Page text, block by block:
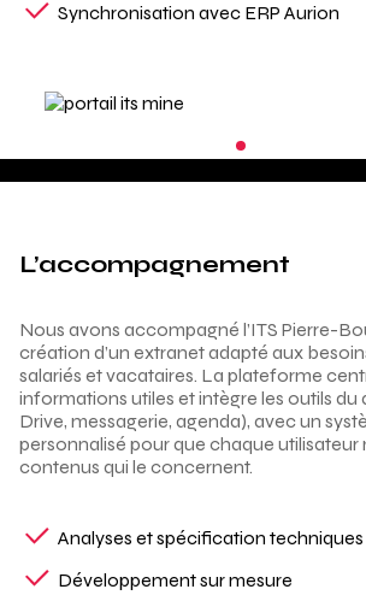
Synchronisation avec ERP Aurion
L’accompagnement
Nous avons accompagné l’ITS Pierre-
création d’un extranet adapté aux
salariés et vacataires. La plateforme
informations utiles et intègre les outils
Drive, messagerie, agenda), avec un
personnalisé pour que chaque utilisateur
contenus qui le concernent.
Analyses et spécification
Développement sur mesure